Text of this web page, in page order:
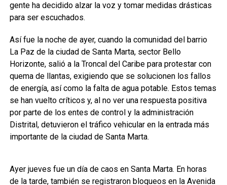
gente ha decidido alzar la voz y tomar medidas drásticas
para ser escuchados.
Así fue la noche de ayer, cuando la comunidad del barrio
La Paz de la ciudad de Santa Marta, sector Bello
Horizonte, salió a la Troncal del Caribe para protestar con
quema de llantas, exigiendo que se solucionen los fallos
de energía, así como la falta de agua potable. Estos temas
se han vuelto críticos y, al no ver una respuesta positiva
por parte de los entes de control y la administración
Distrital, detuvieron el tráfico vehicular en la entrada más
importante de la ciudad de Santa Marta.
Ayer jueves fue un día de caos en Santa Marta. En horas
de la tarde, también se registraron bloqueos en la Avenida